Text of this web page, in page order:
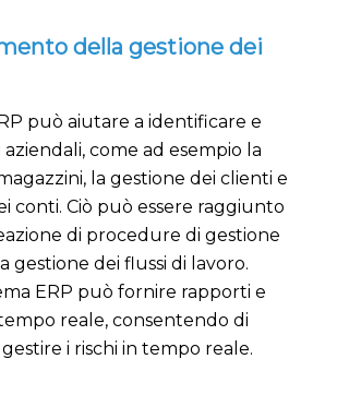
della gestione dei
può aiutare a identificare e
aziendali, come ad esempio la
la gestione dei clienti e
conti. Ciò può essere raggiunto
di procedure di gestione
gestione dei flussi di lavoro.
ERP può fornire rapporti e
reale, consentendo di
i rischi in tempo reale.